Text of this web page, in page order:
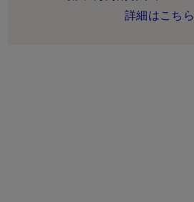
詳細はこちら